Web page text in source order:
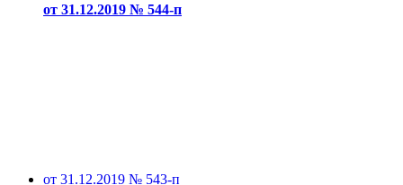
от 31.12.2019 № 544-п
от 31.12.2019 № 543-п